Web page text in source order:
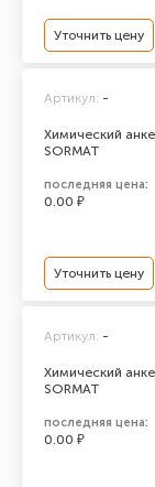
Уточнить цену
Химический
SORMAT
Артикул: -
последняя цена:
0.00 ₽
Уточнить цену
Химический
SORMAT
Артикул: -
последняя цена:
0.00 ₽